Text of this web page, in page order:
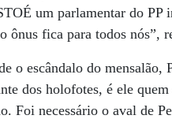
um parlamentar do
ônus fica para todos nós”,
o escândalo do
dos holofotes, é ele
Foi necessário o aval de